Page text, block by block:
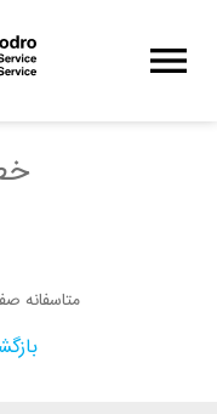
متاسفانه